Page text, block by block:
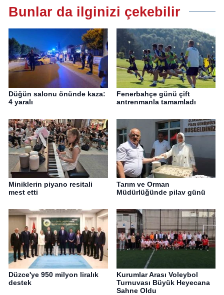
Bunlar da ilginizi çekebilir
Düğün salonu önünde kaza:
4 yaralı
Fenerbahçe günü çift
antrenmanla tamamladı
Miniklerin piyano resitali
mest etti
Tarım ve Orman
Müdürlüğünde pilav günü
Düzce'ye 950 milyon liralık
destek
Kurumlar Arası Voleybol
Turnuvası Büyük Heyecana
Sahne Oldu